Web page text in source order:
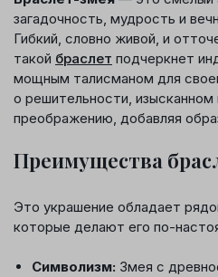
загадочность, мудрость и
Гибкий, словно живой, и
такой браслет подчеркнет
мощным талисманом для
о решительности, изысканном
преображению, добавляя
Преимущества
Это украшение обладает
которые делают его по-
Символизм: Змея с